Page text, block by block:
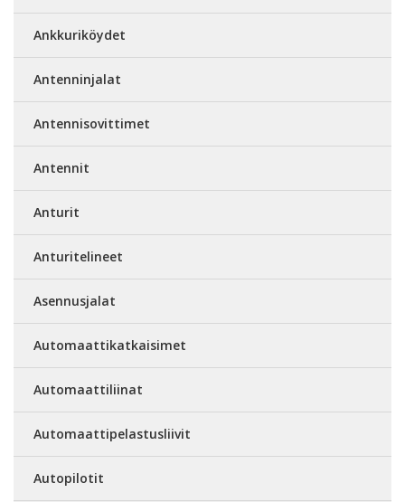
Ankkuriköydet
Antenninjalat
Antennisovittimet
Antennit
Anturit
Anturitelineet
Asennusjalat
Automaattikatkaisimet
Automaattiliinat
Automaattipelastusliivit
Autopilotit